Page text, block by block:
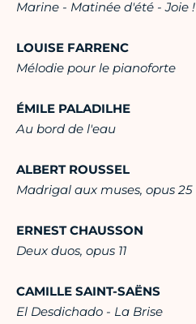
Marine - Matinée d'été - Joie !
LOUISE FARRENC
Mélodie pour le pianoforte
ÉMILE PALADILHE
Au bord de l'eau
ALBERT ROUSSEL
Madrigal aux muses, opus 25
ERNEST CHAUSSON
Deux duos, opus 11
CAMILLE SAINT-SAËNS
El Desdichado - La Brise